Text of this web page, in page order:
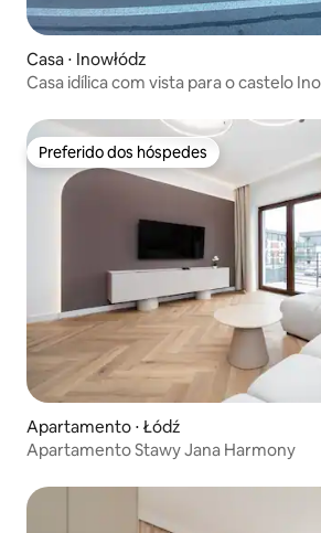
Casa ⋅ Inowłódz
Casa idílica com vista para o castelo
Preferido dos hóspedes
Preferido dos hóspedes
Apartamento ⋅ Łódź
Apartamento Stawy Jana Harmony